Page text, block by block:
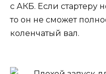
с АКБ. Если стартеру
то он не сможет
коленчатый вал.